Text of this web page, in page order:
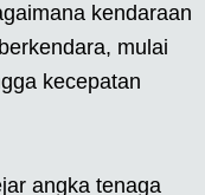
kendaraan
mulai
kecepatan
angka tenaga